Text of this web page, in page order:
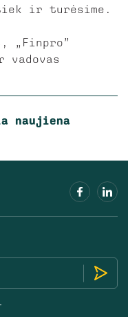
ir turėsime.
„Finpro”
naujiena